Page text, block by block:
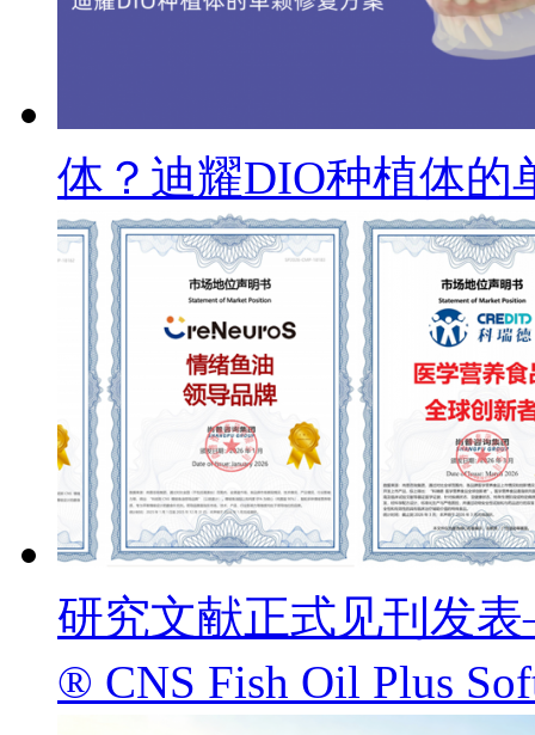
体？迪耀DIO种植体的
研究文献正式见刊发
® CNS Fish Oil Plus